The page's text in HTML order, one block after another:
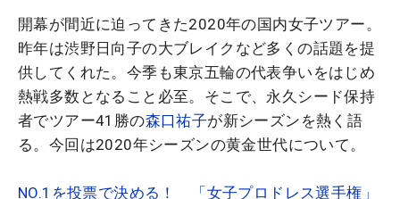
開幕が間近に迫ってきた2020年の国内女子ツアー。
昨年は渋野日向子の大ブレイクなど多くの話題を提
供してくれた。今季も東京五輪の代表争いをはじめ
熱戦多数となること必至。そこで、永久シード保持
者でツアー41勝の森口祐子が新シーズンを熱く語
る。今回は2020年シーズンの黄金世代について。
NO.1を投票で決める！ 「女子プロドレス選手権」